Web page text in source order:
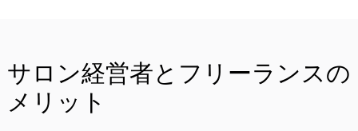
サロン経営者とフリーランスの
メリット